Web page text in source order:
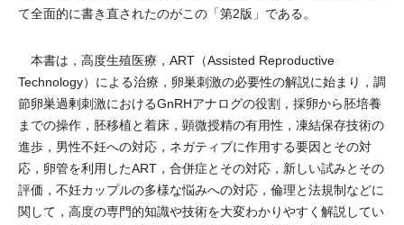
て全面的に書き直されたのがこの「第2版」である。
本書は，高度生殖医療，ART（Assisted Reproductive
Technology）による治療，卵巣刺激の必要性の解説に始まり，調
節卵巣過剰刺激におけるGnRHアナログの役割，採卵から胚培養
までの操作，胚移植と着床，顕微授精の有用性，凍結保存技術の
進歩，男性不妊への対応，ネガティブに作用する要因とその対
応，卵管を利用したART，合併症とその対応，新しい試みとその
評価，不妊カップルの多様な悩みへの対応，倫理と法規制などに
関して，高度の専門的知識や技術を大変わかりやすく解説してい